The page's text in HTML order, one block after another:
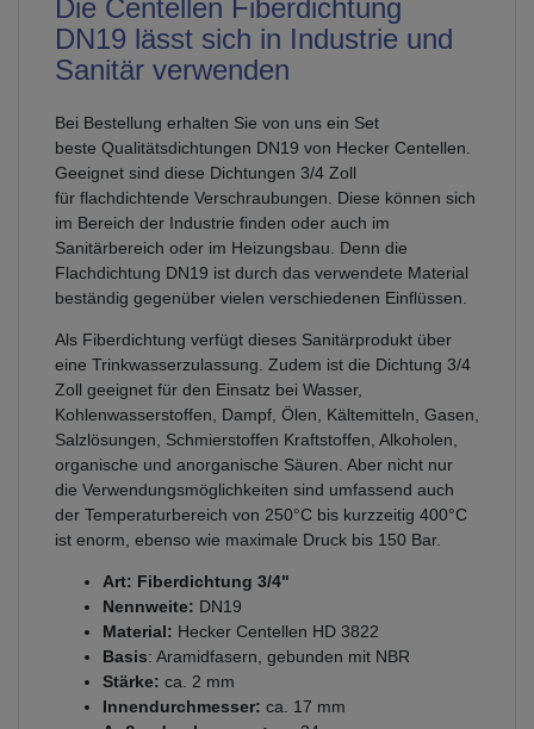
Die Centellen Fiberdichtung
DN19 lässt sich in Industrie und
Sanitär verwenden
Bei Bestellung erhalten Sie von uns ein Set
beste Qualitätsdichtungen DN19 von Hecker Centellen.
Geeignet sind diese Dichtungen 3/4 Zoll
für flachdichtende Verschraubungen. Diese können sich
im Bereich der Industrie finden oder auch im
Sanitärbereich oder im Heizungsbau. Denn die
Flachdichtung DN19 ist durch das verwendete Material
beständig gegenüber vielen verschiedenen Einflüssen.
Als Fiberdichtung verfügt dieses Sanitärprodukt über
eine Trinkwasserzulassung. Zudem ist die Dichtung 3/4
Zoll geeignet für den Einsatz bei Wasser,
Kohlenwasserstoffen, Dampf, Ölen, Kältemitteln, Gasen,
Salzlösungen, Schmierstoffen Kraftstoffen, Alkoholen,
organische und anorganische Säuren. Aber nicht nur
die Verwendungsmöglichkeiten sind umfassend auch
der Temperaturbereich von 250°C bis kurzzeitig 400°C
ist enorm, ebenso wie maximale Druck bis 150 Bar.
Art: Fiberdichtung 3/4"
Nennweite: DN19
Material: Hecker Centellen HD 3822
Basis: Aramidfasern, gebunden mit NBR
Stärke: ca. 2 mm
Innendurchmesser: ca. 17 mm